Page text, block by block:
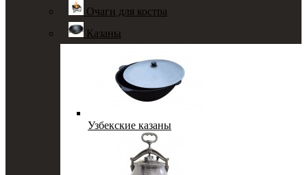
Очаги для костра
Казаны
Узбекские казаны